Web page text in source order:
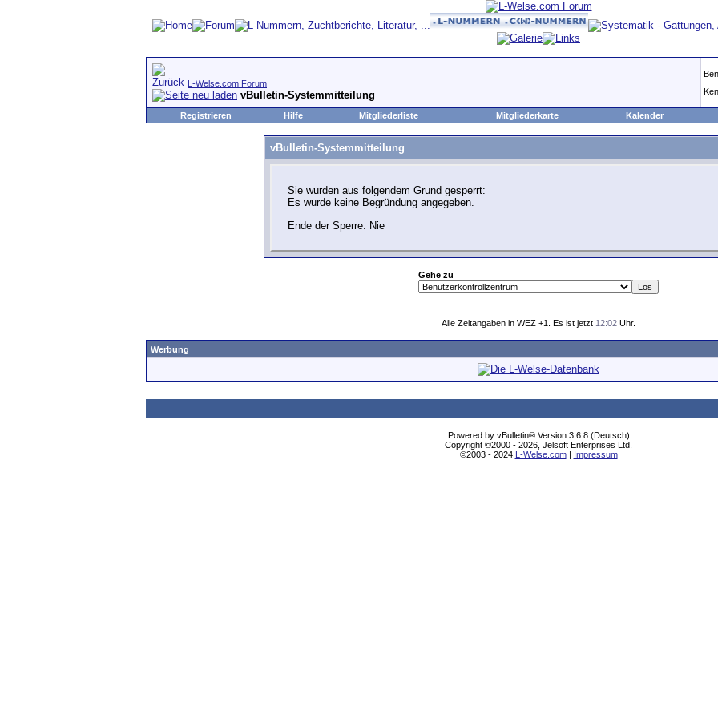
L-Welse.com Forum
vBulletin-Systemmitteilung
Registrieren Hilfe Mitgliederliste Mitgliederkarte Kalender
vBulletin-Systemmitteilung
Sie wurden aus folgendem Grund gesperrt:
Es wurde keine Begründung angegeben.
Ende der Sperre: Nie
Gehe zu
Alle Zeitangaben in WEZ +1. Es ist jetzt 12:02 Uhr.
Werbung
Powered by vBulletin® Version 3.6.8 (Deutsch)
Copyright ©2000 - 2026, Jelsoft Enterprises Ltd.
©2003 - 2024 L-Welse.com| Impressum